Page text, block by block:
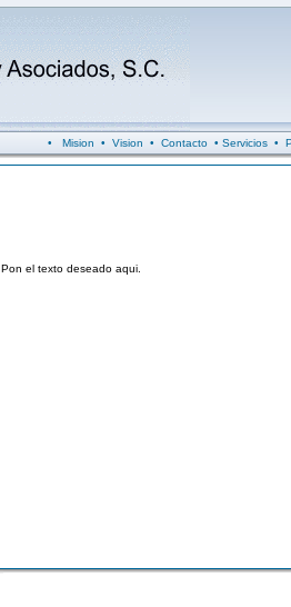
• Mision • Vision • Contacto• Servicios•
Pon el texto deseado aqui.